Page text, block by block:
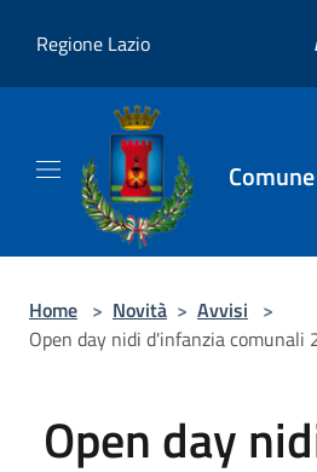
Regione Lazio
Home > Novità > Avvisi >
Open day nidi d'infanzia comunali
Open day